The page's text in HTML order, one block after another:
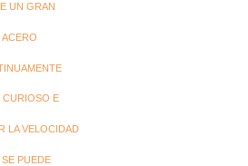
UN GRAN
CURIOSO E
LA VELOCIDAD
PUEDE